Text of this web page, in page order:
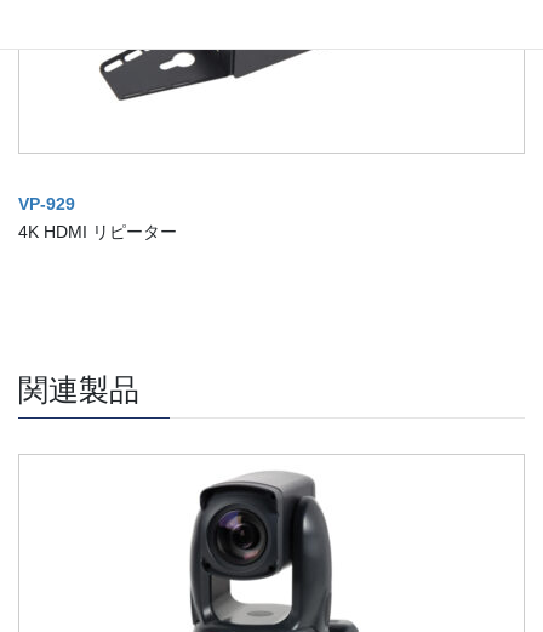
VP-929
4K HDMI リピーター
関連製品